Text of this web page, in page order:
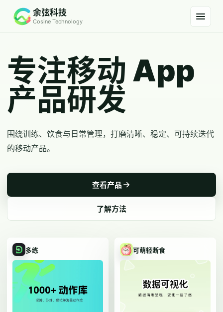
余弦科技
Cosine Technology
专注移动 App
产品研发
围绕训练、饮食与日常管理，打磨清晰、稳定、可持续迭代
的移动产品。
查看产品
了解方法
多练 可萌轻断食